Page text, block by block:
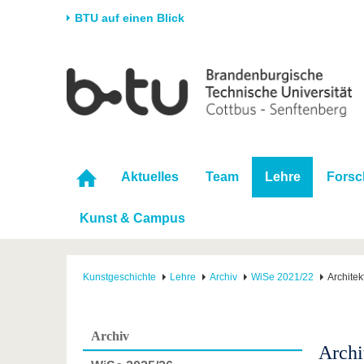
BTU auf einen Blick
Universität
Karriere & Engagement
Strukturwandel
Forschung
Förderung
Wissenschaftlicher
Im
Aktuelles Team Lehre
Kunst & Campus
Kunstgeschichte Lehre Archiv WiSe 2021/22
Archiv